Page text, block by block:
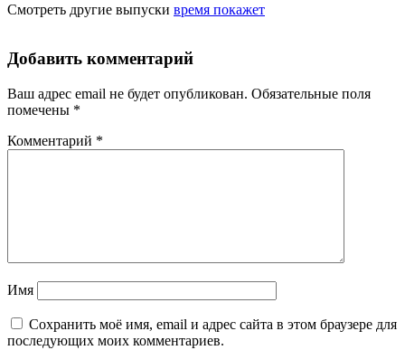
Смотреть другие выпуски время покажет
Добавить комментарий
Ваш адрес email не будет опубликован. Обязательные поля
помечены *
Комментарий *
Имя
Сохранить моё имя, email и адрес сайта в этом браузере для
последующих моих комментариев.